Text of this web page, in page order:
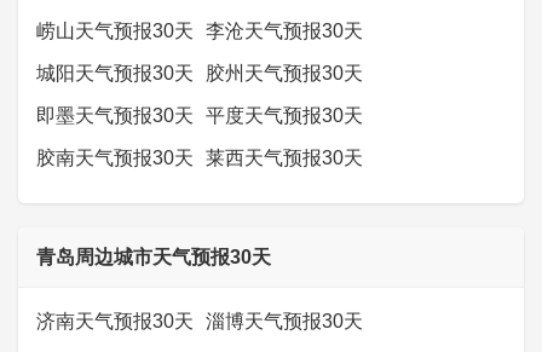
崂山天气预报30天 李沧天气预报30天
城阳天气预报30天 胶州天气预报30天
即墨天气预报30天 平度天气预报30天
胶南天气预报30天 莱西天气预报30天
青岛周边城市天气预报30天
济南天气预报30天 淄博天气预报30天